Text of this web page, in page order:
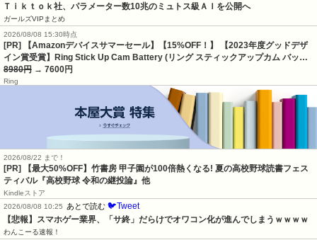
Ｔｉｋｔｏｋ社、パラメーター数10兆のミュトス級ＡＩを公開へ
ガールズVIPまとめ
2026/08/08 15:30時点
[PR] 【Amazonデバイスサマーセール】【15%OFF！】 【2023年度グッドデザ
イン賞受賞】Ring Stick Up Cam Battery (リング スティックアップカム バッ…
8980円 → 7600円
Ring
2026/08/22 まで！
[PR] 【最大50%OFF】竹書房 甲子園が100倍熱くなる! 夏の高校野球読書フェス
ティバル『高校野球 令和の継投論』他
Kindleストア
2026/08/08 10:25
あとで読む 🐦Tweet
【悲報】スマホゲー業界、「サ終」だらけでオワコン化が進んでしまうｗｗｗｗ
わんこーる速報！